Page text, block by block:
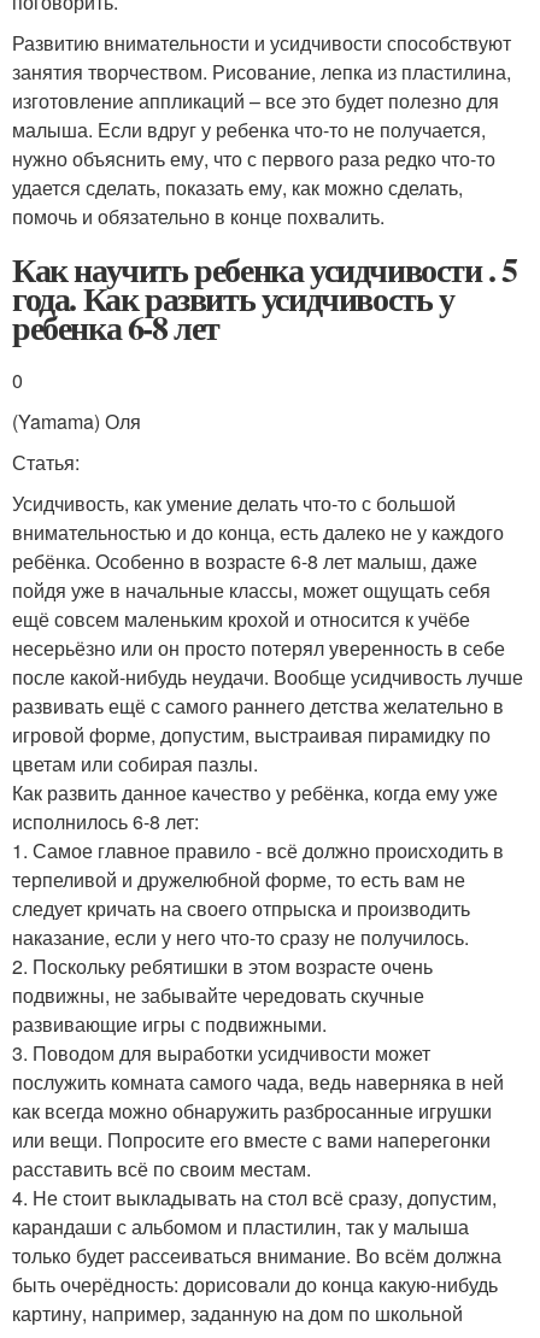
Развитию внимательности и усидчивости способствуют
занятия творчеством. Рисование, лепка из пластилина,
изготовление аппликаций – все это будет полезно для
малыша. Если вдруг у ребенка что-то не получается,
нужно объяснить ему, что с первого раза редко что-то
удается сделать, показать ему, как можно сделать,
помочь и обязательно в конце похвалить.
Как научить ребенка усидчивости . 5
года. Как развить усидчивость у
ребенка 6-8 лет
0
(Yamama) Оля
Статья:
Усидчивость, как умение делать что-то с большой
внимательностью и до конца, есть далеко не у каждого
ребёнка. Особенно в возрасте 6-8 лет малыш, даже
пойдя уже в начальные классы, может ощущать себя
ещё совсем маленьким крохой и относится к учёбе
несерьёзно или он просто потерял уверенность в себе
после какой-нибудь неудачи. Вообще усидчивость лучше
развивать ещё с самого раннего детства желательно в
игровой форме, допустим, выстраивая пирамидку по
цветам или собирая пазлы.
Как развить данное качество у ребёнка, когда ему уже
исполнилось 6-8 лет:
1. Самое главное правило - всё должно происходить в
терпеливой и дружелюбной форме, то есть вам не
следует кричать на своего отпрыска и производить
наказание, если у него что-то сразу не получилось.
2. Поскольку ребятишки в этом возрасте очень
подвижны, не забывайте чередовать скучные
развивающие игры с подвижными.
3. Поводом для выработки усидчивости может
послужить комната самого чада, ведь наверняка в ней
как всегда можно обнаружить разбросанные игрушки
или вещи. Попросите его вместе с вами наперегонки
расставить всё по своим местам.
4. Не стоит выкладывать на стол всё сразу, допустим,
карандаши с альбомом и пластилин, так у малыша
только будет рассеиваться внимание. Во всём должна
быть очерёдность: дорисовали до конца какую-нибудь
картину, например, заданную на дом по школьной